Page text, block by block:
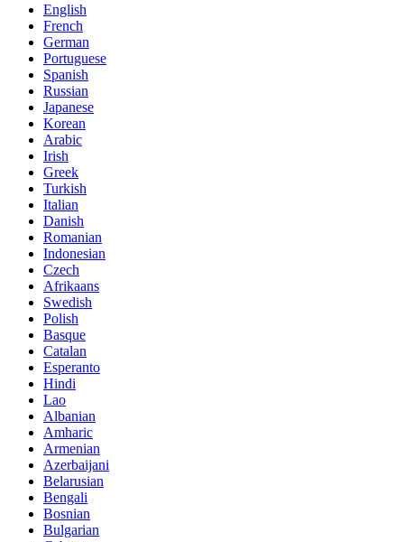
English
French
German
Portuguese
Spanish
Russian
Japanese
Korean
Arabic
Irish
Greek
Turkish
Italian
Danish
Romanian
Indonesian
Czech
Afrikaans
Swedish
Polish
Basque
Catalan
Esperanto
Hindi
Lao
Albanian
Amharic
Armenian
Azerbaijani
Belarusian
Bengali
Bosnian
Bulgarian